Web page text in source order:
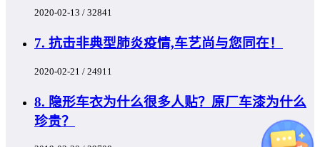
2020-02-13 / 32841
7. 抗击非典型肺炎疫情,车艺尚与您同在！
2020-02-21 / 24911
8. 隐形车衣为什么很多人贴？原厂车漆为什么
珍贵？